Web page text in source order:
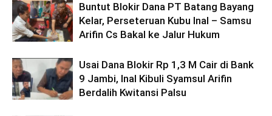
Buntut Blokir Dana PT Batang Bayang
Kelar, Perseteruan Kubu Inal – Samsu
Arifin Cs Bakal ke Jalur Hukum
Usai Dana Blokir Rp 1,3 M Cair di Bank
9 Jambi, Inal Kibuli Syamsul Arifin
Berdalih Kwitansi Palsu